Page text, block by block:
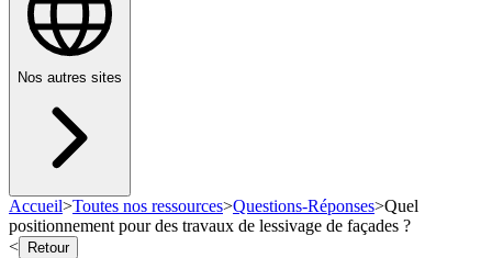
Nos autres sites
Accueil>Toutes nos ressources>Questions-Réponses>Quel
positionnement pour des travaux de lessivage de façades ?
<
Retour